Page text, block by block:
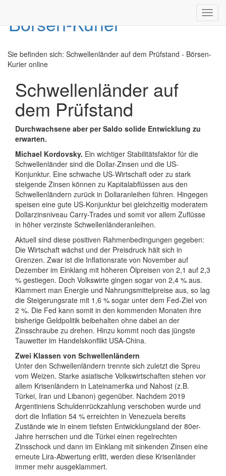
Sie befinden sich: Schwellenländer auf dem Prüfstand - Börsen-
Kurier online
Schwellenländer auf
dem Prüfstand
Durchwachsene aber per Saldo solide Entwicklung zu
erwarten.
Michael Kordovsky. Ein wichtiger Stabilitätsfaktor für die
Schwellenländer sind die Dollar-Zinsen und die US-
Konjunktur. Eine schwache US-Wirtschaft oder zu stark
steigende Zinsen können zu Kapitalabflüssen aus den
Schwellenländern zurück in Dollaranleihen führen. Hingegen
speisen eine gute US-Konjunktur bei gleichzeitig moderatem
Dollarzinsniveau Carry-Trades und somit vor allem Zuflüsse
in höher verzinste Schwellenländeranleihen.
Aktuell sind diese positiven Rahmenbedingungen gegeben:
Die Wirtschaft wächst und der Preisdruck hält sich in
Grenzen. Zwar ist die Inflationsrate von November auf
Dezember im Einklang mit höheren Ölpreisen von 2,1 auf 2,3
% gestiegen. Doch Volkswirte gingen sogar von 2,4 % aus.
Klammert man Energie und Nahrungsmittelpreise aus, so lag
die Steigerungsrate mit 1,6 % sogar unter dem Fed-Ziel von
2 %. Die Fed kann somit in den kommenden Monaten ihre
bisherige Geldpolitik beibehalten ohne dabei an der
Zinsschraube zu drehen. Hinzu kommt noch das jüngste
Tauwetter im Handelskonflikt USA-China.
Zwei Klassen von Schwellenländern
Unter den Schwellenländern trennte sich zuletzt die Spreu
vom Weizen. Starke asiatische Volkswirtschaften stehen vor
allem Krisenländern in Lateinamerika und Nahost (z.B.
Türkei, Iran und Libanon) gegenüber. Nachdem 2019
Argentiniens Schuldenrückzahlung verschoben wurde und
dort die Inflation 54 % erreichten in Venezuela bereits
Zustände wie in einem tiefsten Entwicklungsland der 80er-
Jahre herrschen und die Türkei einen regelrechten
Zinsschock und dann im Einklang mit sinkenden Zinsen eine
erneute Lira-Abwertung erlitt, werden diese Krisenländer
immer mehr ausgeklammert.